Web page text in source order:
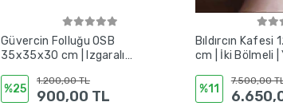
Güvercin Folluğu OSB
35x35x30 cm | Izgaralı
%25
1.200,00 TL
900,00 TL
Bıldırcın
cm | İki Bölmeli |
%11
7.500,00